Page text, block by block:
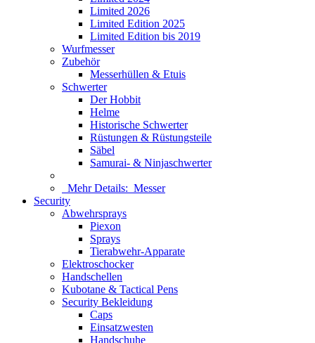
Limited 2026
Limited Edition 2025
Limited Edition bis 2019
Wurfmesser
Zubehör
Messerhüllen & Etuis
Schwerter
Der Hobbit
Helme
Historische Schwerter
Rüstungen & Rüstungsteile
Säbel
Samurai- & Ninjaschwerter
Mehr Details: Messer
Security
Abwehrsprays
Piexon
Sprays
Tierabwehr-Apparate
Elektroschocker
Handschellen
Kubotane & Tactical Pens
Security Bekleidung
Caps
Einsatzwesten
Handschuhe